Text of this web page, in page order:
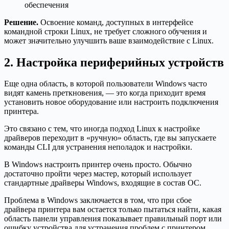
обеспечения
Решение. Освоение команд, доступных в интерфейсе
командной строки Linux, не требует сложного обучения и
может значительно улучшить ваше взаимодействие с Linux.
2. Настройка периферийных устройств
Еще одна область, в которой пользователи Windows часто
видят камень преткновения, — это когда приходит время
установить новое оборудование или настроить подключения
принтера.
Это связано с тем, что иногда подход Linux к настройке
драйверов переходит в «ручную» область, где вы запускаете
команды CLI для устранения неполадок и настройки.
В Windows настроить принтер очень просто. Обычно
достаточно пройти через мастер, который использует
стандартные драйверы Windows, входящие в состав ОС.
Проблема в Windows заключается в том, что при сбое
драйвера принтера вам остается только пытаться найти, какая
область панели управления показывает правильный порт или